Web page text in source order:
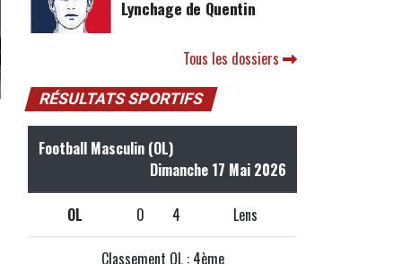
Lynchage de Quentin
Tous les dossiers
RÉSULTATS SPORTIFS
Football Masculin (OL)
Dimanche 17 Mai 2026
OL 0 4 Lens
Classement OL : 4ème